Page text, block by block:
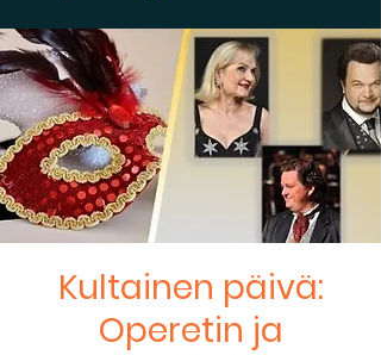
Kultainen päivä:
Operetin ja